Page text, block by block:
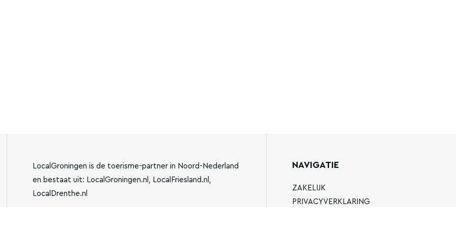
LocalGroningen is de toerisme-partner in Noord-Nederland
en bestaat uit: LocalGroningen.nl, LocalFriesland.nl,
LocalDrenthe.nl
NAVIGATIE
ZAKELIJK
PRIVACYVERKLARING